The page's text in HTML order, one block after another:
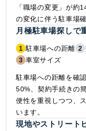
「職場の変更」が約
の変化に伴う駐車場
月極駐車場探しで
1 駐車場への距離 2
3 車室サイズ
駐車場への距離を確
50%、契約手続きの
便性を重視しつつ、
います。
現地やストリート